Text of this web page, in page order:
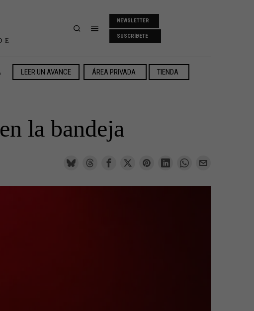
NEWSLETTER
SUSCRÍBETE
LEER UN AVANCE ÁREA PRIVADA TIENDA
la bandeja